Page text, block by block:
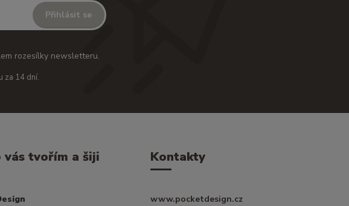
Přihlásit se
rozesílky newsletteru.
za 14 dní.
vás tvořím a šiji Kontakty
www.pocketdesign.cz